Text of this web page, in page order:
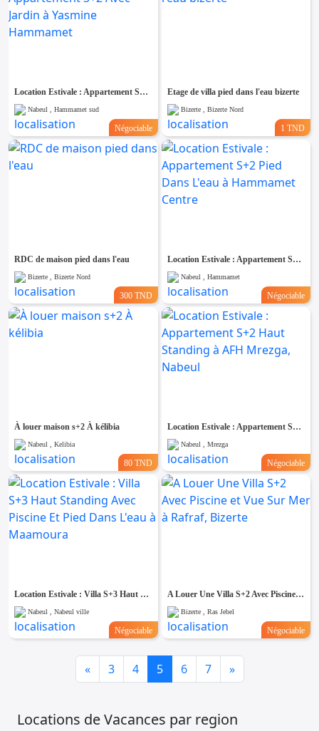
Location Estivale : Appartement S+2 Avec Jardin à Yasmine Hammamet
Nabeul , Hammamet sud
Négociable
Etage de villa pied dans l'eau bizerte
Bizerte , Bizerte Nord
1 TND
RDC de maison pied dans l'eau
Bizerte , Bizerte Nord
300 TND
Location Estivale : Appartement S+2 Pied Dans L'eau à Hammamet Centre
Nabeul , Hammamet
Négociable
À louer maison s+2 À kélibia
Nabeul , Kelibia
80 TND
Location Estivale : Appartement S+2 Haut Standing à AFH Mrezga, Nabeul
Nabeul , Mrezga
Négociable
Location Estivale : Villa S+3 Haut Standing Avec Piscine Et Pied Dans L'eau à Maamoura
Nabeul , Nabeul ville
Négociable
A Louer Une Villa S+2 Avec Piscine et Vue Sur Mer à Rafraf, Bizerte
Bizerte , Ras Jebel
Négociable
«Previous
3 4 5 6 7 »Next
Locations de Vacances par region